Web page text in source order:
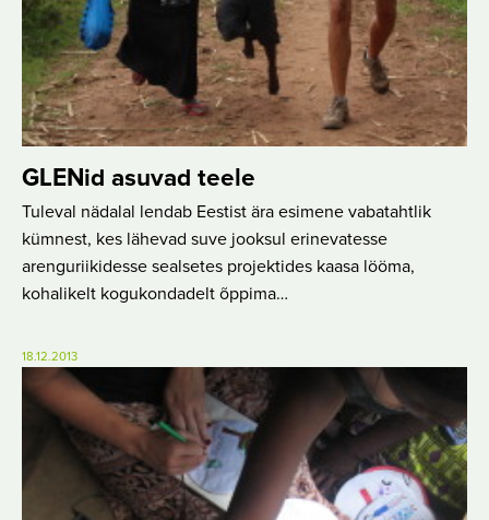
GLENid asuvad teele
Tuleval nädalal lendab Eestist ära esimene vabatahtlik
kümnest, kes lähevad suve jooksul erinevatesse
arenguriikidesse sealsetes projektides kaasa lööma,
kohalikelt kogukondadelt õppima…
18.12.2013